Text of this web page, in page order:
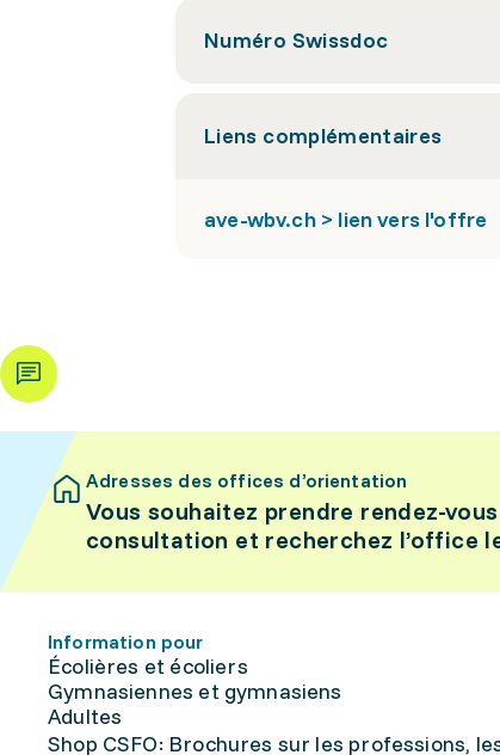
Numéro Swissdoc
Liens complémentaires
ave-wbv.ch > lien vers l'offre
Adresses des offices d’orientation
Vous souhaitez prendre rendez-
consultation et recherchez l’office
Information pour
Écolières et écoliers
Gymnasiennes et gymnasiens
Adultes
Shop CSFO: Brochures sur les professions,